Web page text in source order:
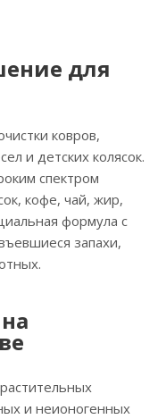
для
ковров,
и детских колясок.
спектром
кофе, чай, жир,
формула с
запахи,
и неионогенных